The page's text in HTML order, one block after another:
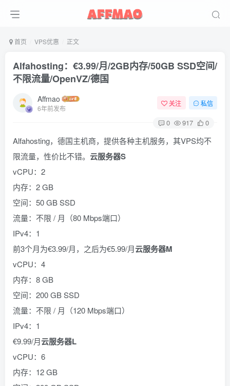
首页 VPS优惠 正文
Alfahosting：€3.99/月/2GB内存/50GB SSD空间/
不限流量/OpenVZ/德国
Affmao
6年前发布
关注 私信
0 917 0
Alfahosting，德国主机商，提供各种主机服务，其VPS均不
限流量，性价比不错。 云服务器S
vCPU：2
内存：2 GB
空间：50 GB SSD
流量：不限 / 月（80 Mbps端口）
IPv4：1
前3个月为€3.99/月，之后为€5.99/月云服务器M
vCPU：4
内存：8 GB
空间：200 GB SSD
流量：不限 / 月（120 Mbps端口）
IPv4：1
€9.99/月云服务器L
vCPU：6
内存：12 GB